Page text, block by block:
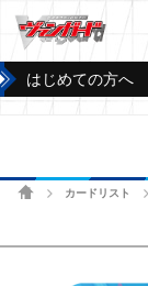
はじめての方へ
ホームカードリスト